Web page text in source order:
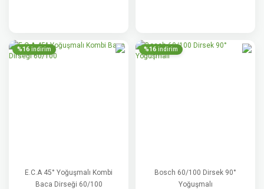
%16 indirim
E.C.A 45° Yoğuşmalı Kombi
Baca Dirseği 60/100
%16 indirim
Bosch 60/100 Dirsek 90°
Yoğuşmalı